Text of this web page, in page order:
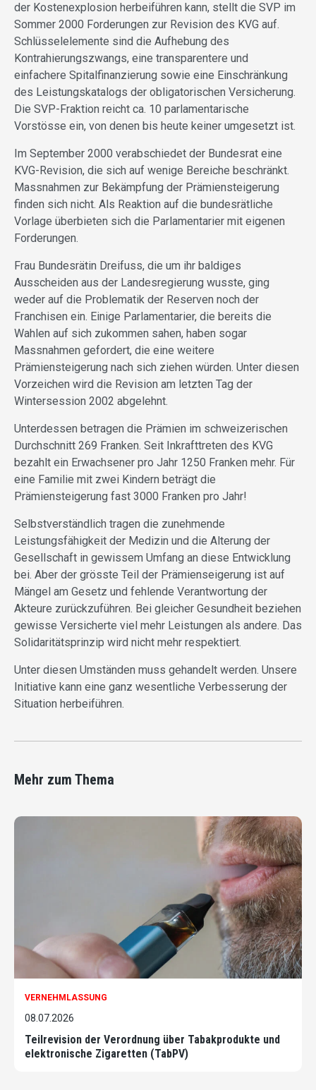
der Kostenexplosion herbeiführen kann, stellt die SVP im
Sommer 2000 Forderungen zur Revision des KVG auf.
Schlüsselelemente sind die Aufhebung des
Kontrahierungszwangs, eine transparentere und
einfachere Spitalfinanzierung sowie eine Einschränkung
des Leistungskatalogs der obligatorischen Versicherung.
Die SVP-Fraktion reicht ca. 10 parlamentarische
Vorstösse ein, von denen bis heute keiner umgesetzt ist.
Im September 2000 verabschiedet der Bundesrat eine
KVG-Revision, die sich auf wenige Bereiche beschränkt.
Massnahmen zur Bekämpfung der Prämiensteigerung
finden sich nicht. Als Reaktion auf die bundesrätliche
Vorlage überbieten sich die Parlamentarier mit eigenen
Forderungen.
Frau Bundesrätin Dreifuss, die um ihr baldiges
Ausscheiden aus der Landesregierung wusste, ging
weder auf die Problematik der Reserven noch der
Franchisen ein. Einige Parlamentarier, die bereits die
Wahlen auf sich zukommen sahen, haben sogar
Massnahmen gefordert, die eine weitere
Prämiensteigerung nach sich ziehen würden. Unter diesen
Vorzeichen wird die Revision am letzten Tag der
Wintersession 2002 abgelehnt.
Unterdessen betragen die Prämien im schweizerischen
Durchschnitt 269 Franken. Seit Inkrafttreten des KVG
bezahlt ein Erwachsener pro Jahr 1250 Franken mehr. Für
eine Familie mit zwei Kindern beträgt die
Prämiensteigerung fast 3000 Franken pro Jahr!
Selbstverständlich tragen die zunehmende
Leistungsfähigkeit der Medizin und die Alterung der
Gesellschaft in gewissem Umfang an diese Entwicklung
bei. Aber der grösste Teil der Prämienseigerung ist auf
Mängel am Gesetz und fehlende Verantwortung der
Akteure zurückzuführen. Bei gleicher Gesundheit beziehen
gewisse Versicherte viel mehr Leistungen als andere. Das
Solidaritätsprinzip wird nicht mehr respektiert.
Unter diesen Umständen muss gehandelt werden. Unsere
Initiative kann eine ganz wesentliche Verbesserung der
Situation herbeiführen.
Mehr zum Thema
VERNEHMLASSUNG
08.07.2026
Teilrevision der Verordnung über Tabakprodukte und
elektronische Zigaretten (TabPV)